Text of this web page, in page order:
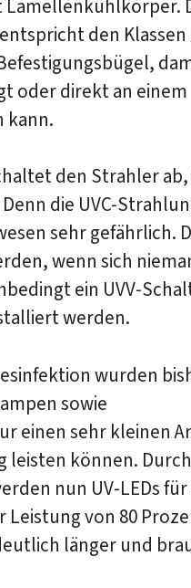
den Klassen
oder direkt an einem
kann.
den Strahler
die UVC-
sehr gefährlich.
wenn sich
ein UVV-
werden.
wurden
sowie
einen sehr kleinen
leisten können.
nun UV-LEDs für
Leistung von 80
länger und